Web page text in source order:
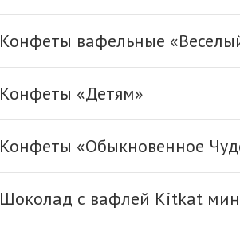
Конфеты вафельные
Конфеты «Детям»
Конфеты «Обыкновенное
Шоколад с вафлей Kitkat